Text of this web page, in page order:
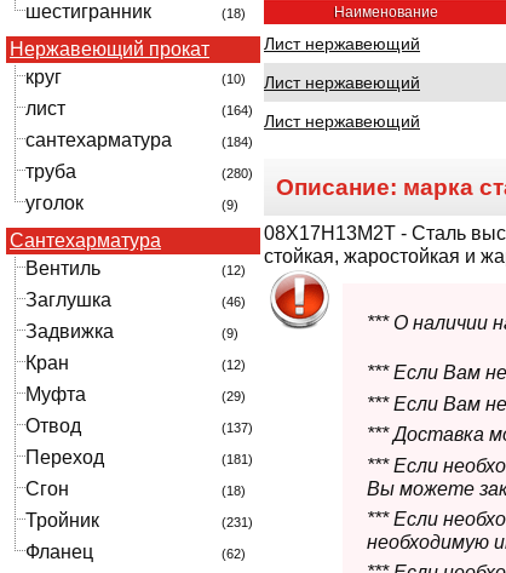
шестигранник (18)
Нержавеющий прокат
круг
(10)
лист (164)
сантехарматура (184)
труба (280)
уголок (9)
Сантехарматура
Вентиль
(12)
Заглушка (46)
Задвижка (9)
Кран (12)
Муфта (29)
Отвод (137)
Переход (181)
Сгон (18)
Тройник (231)
Фланец (62)
Наименование
Лист нержавеющий
Лист нержавеющий
Лист нержавеющий
Описание: марка
08Х17Н13М2Т - Сталь
стойкая, жаростойкая и
*** О наличии
*** Если Вам
*** Если Вам
*** Доставка
*** Если
Вы можете
*** Если
необходимую